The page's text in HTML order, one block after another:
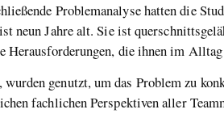
Problemanalyse hatten die
Jahre alt. Sie ist
die ihnen im Alltag
genutzt, um das Problem zu
fachlichen Perspektiven aller